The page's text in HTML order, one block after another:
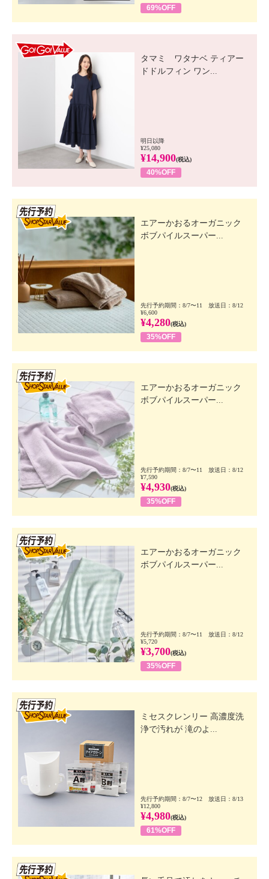
69%OFF
タマミ ワタナベ ティアー
ドドルフィン ワン...
明日以降
¥25,080
¥14,900(税込)
40%OFF
エアーかおるオーガニック
ボブパイルスーパー...
先行予約期間：8/7〜11 放送日：8/12
¥6,600
¥4,280(税込)
35%OFF
エアーかおるオーガニック
ボブパイルスーパー...
先行予約期間：8/7〜11 放送日：8/12
¥7,590
¥4,930(税込)
35%OFF
エアーかおるオーガニック
ボブパイルスーパー...
先行予約期間：8/7〜11 放送日：8/12
¥5,720
¥3,700(税込)
35%OFF
ミセスクレンリー 高濃度洗
浄で汚れが 滝のよ...
先行予約期間：8/7〜12 放送日：8/13
¥12,800
¥4,980(税込)
61%OFF